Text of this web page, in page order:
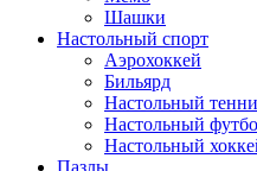
Шашки
Настольный спорт
Аэрохоккей
Бильярд
Настольный
Настольный
Настольный
Пазлы